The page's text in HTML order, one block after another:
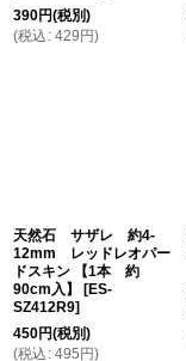
390円(税別)
(税込 : 429 円)
天然石 サザレ 約4-
12mm レッドレオパー
ドスキン 【1本 約
90cm入】
[ES-
SZ412R9]
450円(税別)
(税込 : 495 円)